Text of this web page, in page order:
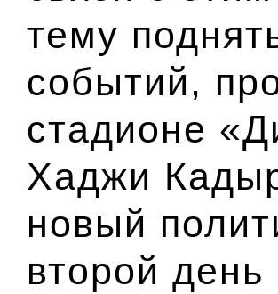
тему
событий,
стадионе
Хаджи
новый
второй